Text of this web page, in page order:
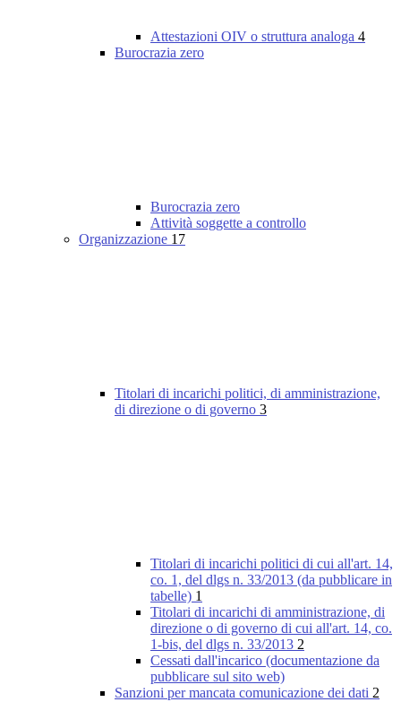
Attestazioni OIV o struttura analoga 4
Burocrazia zero
Burocrazia zero
Attività soggette a controllo
Organizzazione 17
Titolari di incarichi politici, di amministrazione,
di direzione o di governo 3
Titolari di incarichi politici di cui all'art. 14,
co. 1, del dlgs n. 33/2013 (da pubblicare in
tabelle) 1
Titolari di incarichi di amministrazione, di
direzione o di governo di cui all'art. 14, co.
1-bis, del dlgs n. 33/2013 2
Cessati dall'incarico (documentazione da
pubblicare sul sito web)
Sanzioni per mancata comunicazione dei dati 2